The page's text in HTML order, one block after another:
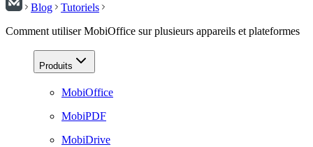
Blog
Tutoriels
Comment utiliser MobiOffice sur plusieurs appareils et plateformes
Produits
MobiOffice
MobiPDF
MobiDrive